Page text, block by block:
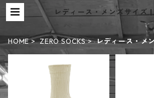
レディース・メンズサイズ |
（正）靴下工場
HOME ZERO SOCKS レディース・メ